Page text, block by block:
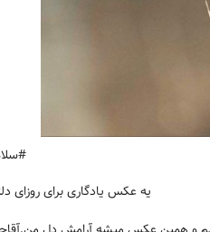
یه عکس یادگاری برای روزای